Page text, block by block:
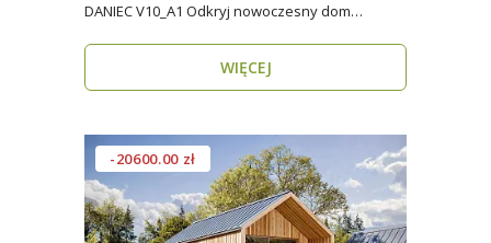
DANIEC V10_A1 Odkryj nowoczesny dom
WIĘCEJ
-20600.00 zł